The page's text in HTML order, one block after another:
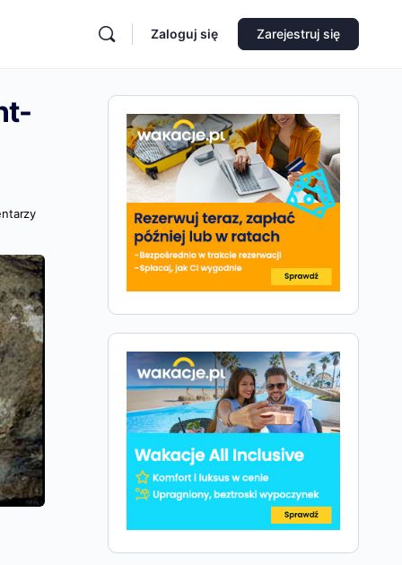
Zaloguj się Zarejestruj się